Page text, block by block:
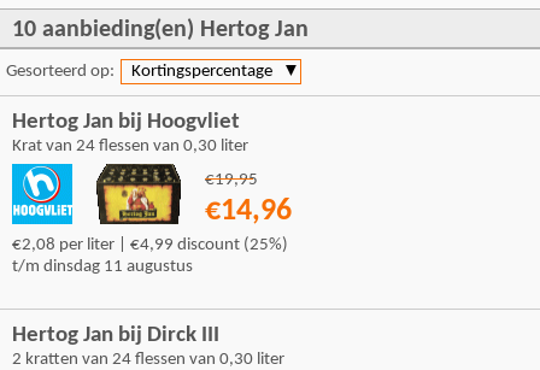
10 aanbieding(en) Hertog Jan
Gesorteerd op: Kortingspercentage ▼
Hertog Jan bij Hoogvliet
Krat van 24 flessen van 0,30 liter
€19,95
€14,96
€2,08 per liter | €4,99 discount (25%)
t/m dinsdag 11 augustus
Hertog Jan bij Dirck III
2 kratten van 24 flessen van 0,30 liter